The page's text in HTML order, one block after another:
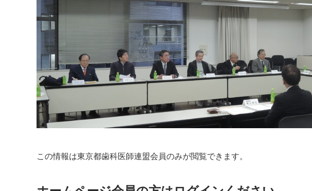
この情報は東京都歯科医師連盟会員のみが閲覧できます。